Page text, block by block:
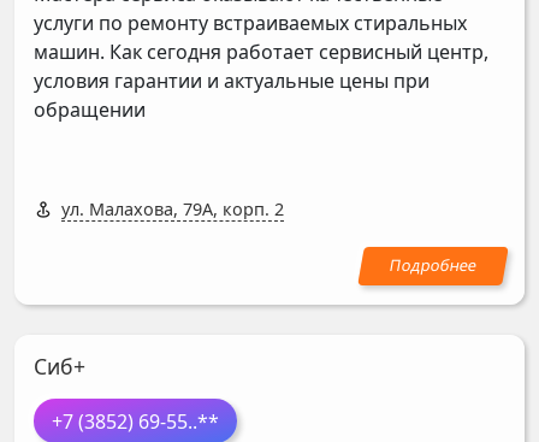
услуги по ремонту встраиваемых стиральных
машин. Как сегодня работает сервисный центр,
условия гарантии и актуальные цены при
обращении
ул. Малахова, 79А, корп. 2
Сиб+
+7 (3852) 69-55..**